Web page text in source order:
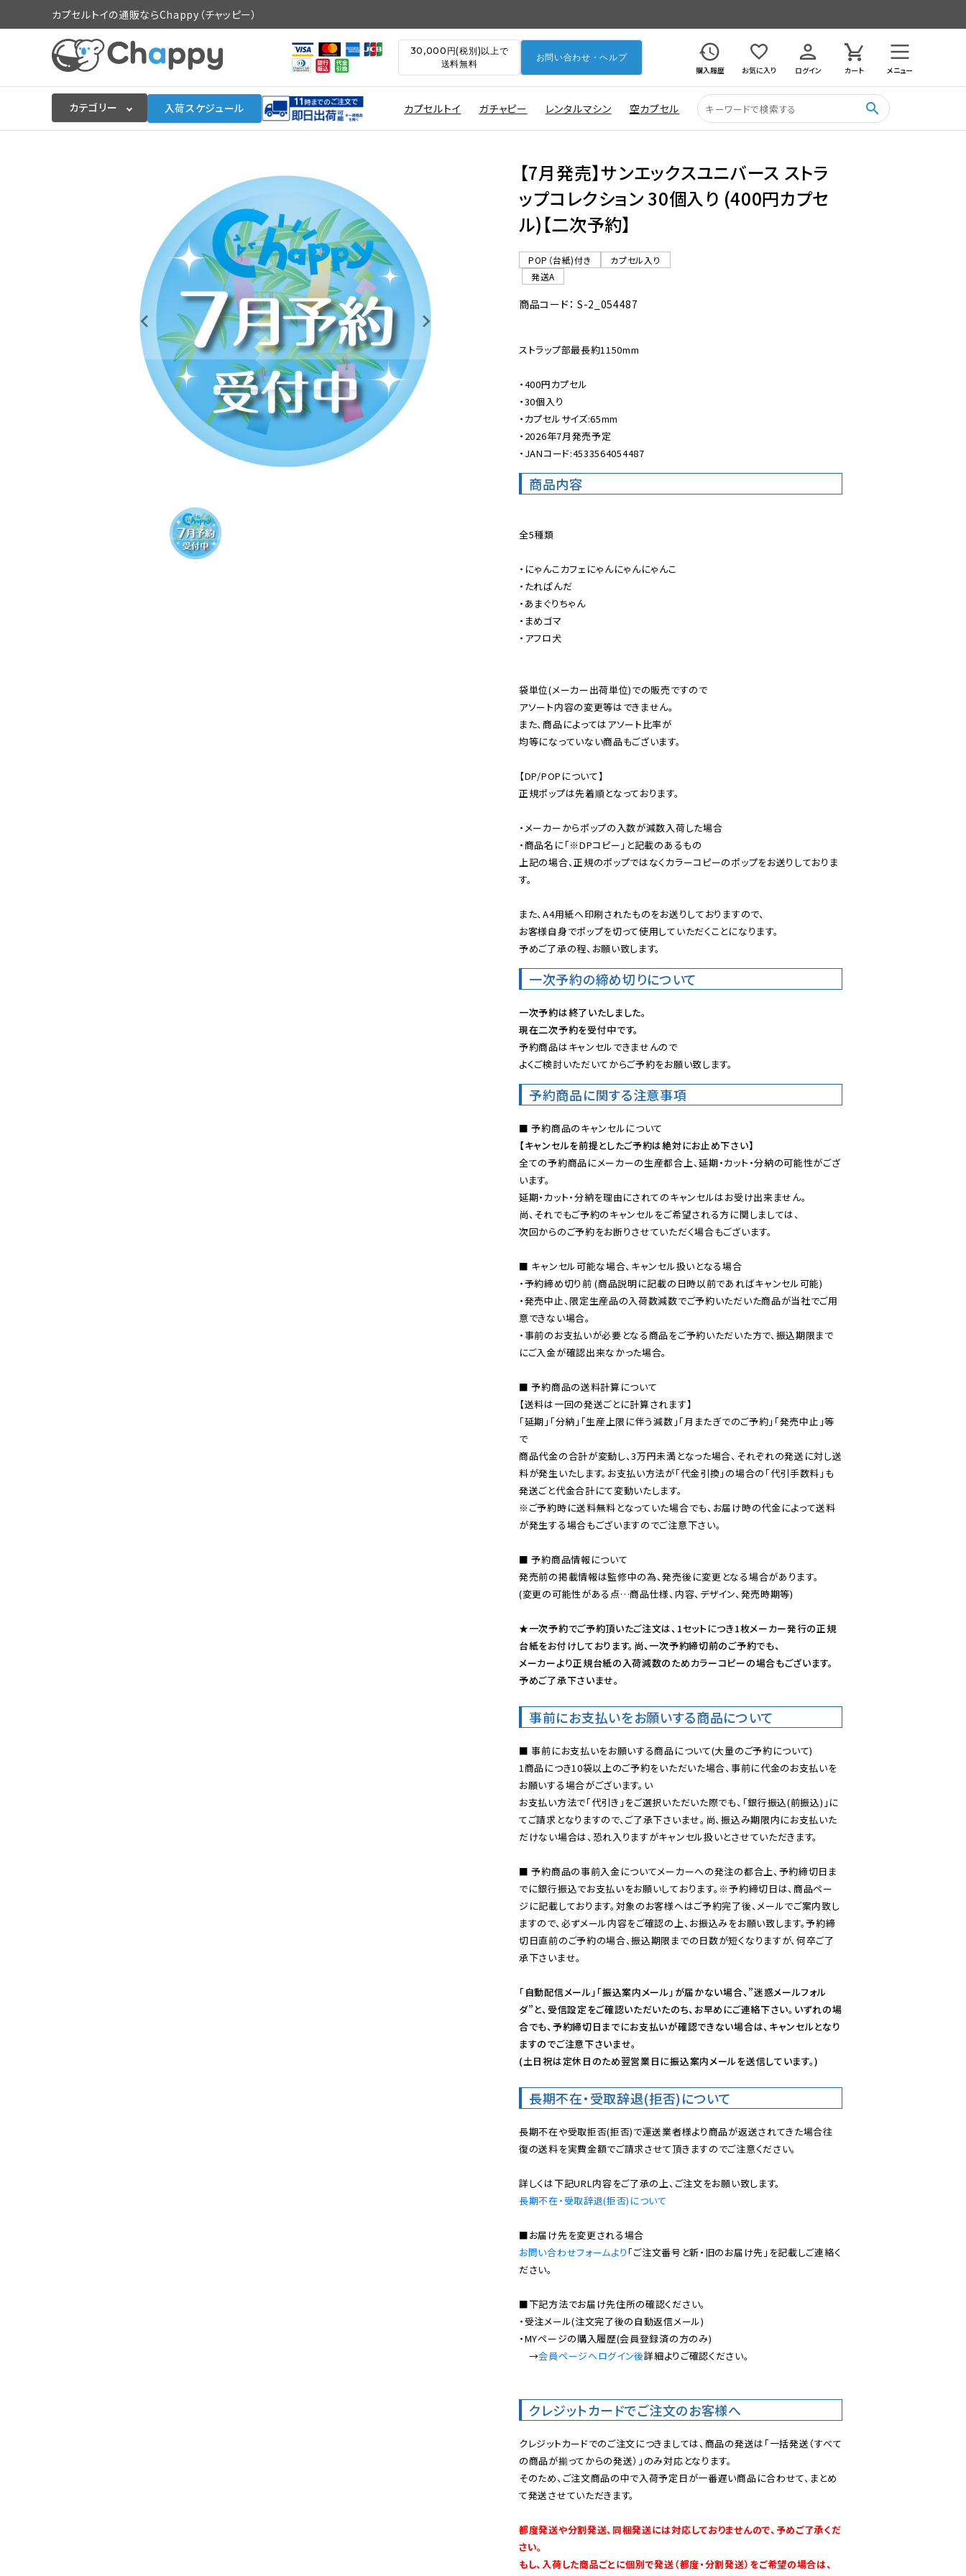
カプセルトイの通販ならChappy（チャッピー）
30,000円(税別)以上で
送料無料
お問い合わせ・ヘルプ
購入履歴
お気に入り ログイン カート メニュー
カテゴリー 入荷スケジュール カプセルトイ ガチャピー レンタルマシン 空カプセル search
【7月発売】サンエックスユニバース ストラ
ップコレクション 30個入り (400円カプセ
ル)【二次予約】
POP（台紙)付き
カプセル入り
発送A
商品コード： S-2_054487
ストラップ部最長約1150mm
・400円カプセル
・30個入り
・カプセルサイズ:65mm
・2026年7月発売予定
・JANコード:4533564054487
商品内容
全5種類
・にゃんこカフェにゃんにゃんにゃんこ
・たれぱんだ
・あまぐりちゃん
・まめゴマ
・アフロ犬
袋単位(メーカー出荷単位)での販売ですので
アソート内容の変更等はできません。
また、商品によってはアソート比率が
均等になっていない商品もございます。
【DP/POPについて】
正規ポップは先着順となっております。
・メーカーからポップの入数が減数入荷した場合
・商品名に「※DPコピー」と記載のあるもの
上記の場合、正規のポップではなくカラーコピーのポップをお送りしておりま
す。
また、A4用紙へ印刷されたものをお送りしておりますので、
お客様自身でポップを切って使用していただくことになります。
予めご了承の程、お願い致します。
一次予約の締め切りについて
一次予約は終了いたしました。
現在二次予約を受付中です。
予約商品はキャンセルできませんので
よくご検討いただいてからご予約をお願い致します。
予約商品に関する注意事項
【キャンセルを前提としたご予約は絶対にお止め下さい】
全ての予約商品にメーカーの生産都合上、延期・カット・分納の可能性がござ
います。
延期・カット・分納を理由にされてのキャンセルはお受け出来ません。
尚、それでもご予約のキャンセルをご希望される方に関しましては、
次回からのご予約をお断りさせていただく場合もございます。
■ キャンセル可能な場合、キャンセル扱いとなる場合
・予約締め切り前 (商品説明に記載の日時以前であればキャンセル可能)
・発売中止、限定生産品の入荷数減数でご予約いただいた商品が当社でご用
意できない場合。
・事前のお支払いが必要となる商品をご予約いただいた方で、振込期限まで
にご入金が確認出来なかった場合。
■ 予約商品の送料計算について
【送料は一回の発送ごとに計算されます】
「延期」「分納」「生産上限に伴う減数」「月またぎでのご予約」「発売中止」等
で
商品代金の合計が変動し、3万円未満となった場合、それぞれの発送に対し送
料が発生いたします。お支払い方法が「代金引換」の場合の「代引手数料」も
※ご予約時に送料無料となっていた場合でも、お届け時の代金によって送料
が発生する場合もございますのでご注意下さい。
■ 予約商品情報について
発売前の掲載情報は監修中の為、発売後に変更となる場合があります。
(変更の可能性がある点…商品仕様、内容、デザイン、発売時期等)
★一次予約でご予約頂いたご注文は、1セットにつき1枚メーカー発行の正規
台紙をお付けしております。尚、一次予約締切前のご予約でも、
メーカーより正規台紙の入荷減数のためカラーコピーの場合もございます。
予めご了承下さいませ。
事前にお支払いをお願いする商品について
■ 事前にお支払いをお願いする商品について(大量のご予約について)
1商品につき10袋以上のご予約をいただいた場合、事前に代金のお支払いを
お願いする場合がございます。い
お支払い方法で「代引き」をご選択いただいた際でも、「銀行振込(前振込)」に
てご請求となりますので、ご了承下さいませ。尚、振込み期限内にお支払いた
だけない場合は、恐れ入りますがキャンセル扱いとさせていただきます。
■ 予約商品の事前入金についてメーカーへの発注の都合上、予約締切日ま
でに銀行振込でお支払いをお願いしております。※予約締切日は、商品ペー
ジに記載しております。対象のお客様へはご予約完了後、メールでご案内致し
ますので、必ずメール内容をご確認の上、お振込みをお願い致します。予約締
切日直前のご予約の場合、振込期限までの日数が短くなりますが、何卒ご了
承下さいませ。
「自動配信メール」「振込案内メール」が届かない場合、”迷惑メールフォル
ダ”と、受信設定をご確認いただいたのち、お早めにご連絡下さい。いずれの場
合でも、予約締切日までにお支払いが確認できない場合は、キャンセルとなり
ますのでご注意下さいませ。
(土日祝は定休日のため翌営業日に振込案内メールを送信しています。)
長期不在・受取辞退(拒否)について
長期不在や受取拒否(拒否)で運送業者様より商品が返送されてきた場合往
復の送料を実費金額でご請求させて頂きますのでご注意ください。
長期不在・受取辞退(拒否)について
お問い合わせフォームより 「ご注文番号と新・旧のお届け先」を記載しご連絡く
ださい。
■下記方法でお届け先住所の確認ください。
・受注メール(注文完了後の自動返信メール)
・MYページの購入履歴(会員登録済の方のみ)
→会員ページへログイン後詳細よりご確認ください。
クレジットカードでご注文のお客様へ
クレジットカードでのご注文につきましては、商品の発送は「一括発送（すべて
の商品が揃ってからの発送）」のみ対応となります。
そのため、ご注文商品の中で入荷予定日が一番遅い商品に合わせて、まとめ
て発送させていただきます。
都度発送や分割発送、同梱発送には対応しておりませんので、予めご了承くだ
さい。
もし、入荷した商品ごとに個別で発送（都度・分割発送）をご希望の場合は、